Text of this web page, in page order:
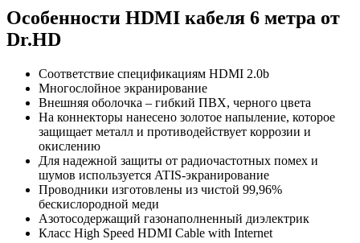
Особенности HDMI кабеля 6 метра от
Dr.HD
Соответствие спецификациям HDMI 2.0b
Многослойное экранирование
Внешняя оболочка – гибкий ПВХ, черного цвета
На коннекторы нанесено золотое напыление, которое
защищает металл и противодействует коррозии и
окислению
Для надежной защиты от радиочастотных помех и
шумов используется ATIS-экранирование
Проводники изготовлены из чистой 99,96%
бескислородной меди
Азотосодержащий газонаполненный диэлектрик
Класс High Speed HDMI Cable with Internet